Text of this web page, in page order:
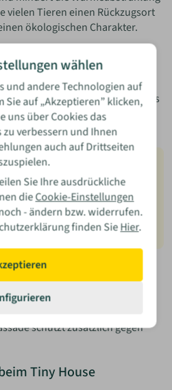
vielen Tieren einen Rückzugsort
ökologischen Charakter.
charmant aussehen wie eine
raffinierte Methoden
normaler Verglasung
die Wärmeeinstrahlung ins
zu verbauen. Diese Maßnahme
realisieren.
in der Regel extrem robust und
jedoch den Lichteinfall ins
vor einer Installation also
(oder einer Fachfrau)
bei den bautechnischen
schöpfen. Hier empfehlen die
die Abdichtung von Bauteilen,
überflutungsgefährdet sind.
schützt zusätzlich gegen
Tiny House
wählen
und andere Technologien auf
Sie auf „Akzeptieren” klicken,
uns über Cookies das
verbessern und Ihnen
auch auf Drittseiten
Sie Ihre ausdrückliche
dieCookie-Einstellungen
- ändern bzw. widerrufen.
finden SieHier.